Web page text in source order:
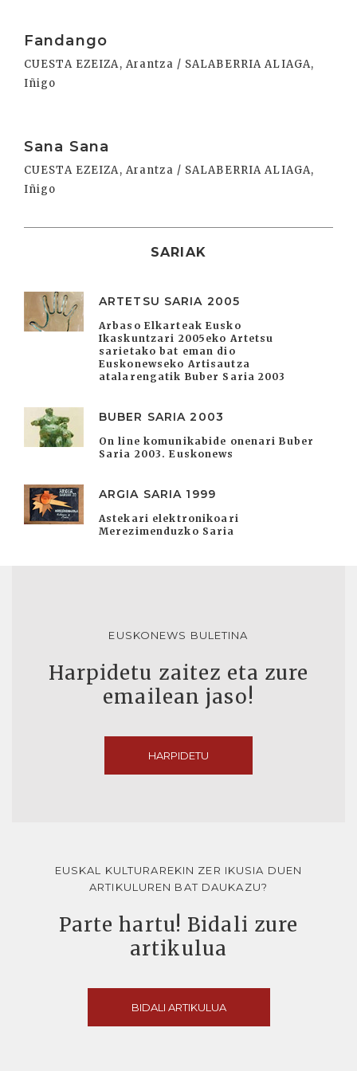
Fandango
CUESTA EZEIZA, Arantza / SALABERRIA ALIAGA,
Iñigo
Sana Sana
CUESTA EZEIZA, Arantza / SALABERRIA ALIAGA,
Iñigo
SARIAK
ARTETSU SARIA 2005
Arbaso Elkarteak Eusko
Ikaskuntzari 2005eko Artetsu
sarietako bat eman dio
Euskonewseko Artisautza
atalarengatik Buber Saria 2003
BUBER SARIA 2003
On line komunikabide onenari Buber
Saria 2003. Euskonews
ARGIA SARIA 1999
Astekari elektronikoari
Merezimenduzko Saria
EUSKONEWS BULETINA
Harpidetu zaitez eta zure
emailean jaso!
HARPIDETU
EUSKAL KULTURAREKIN ZER IKUSIA DUEN
ARTIKULUREN BAT DAUKAZU?
Parte hartu! Bidali zure
artikulua
BIDALI ARTIKULUA